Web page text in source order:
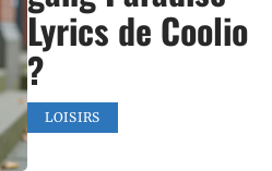
Lyrics de Coolio
?
LOISIRS